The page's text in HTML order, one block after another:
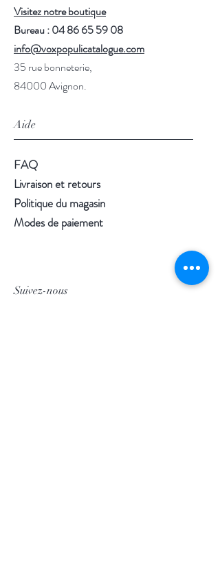
Visitez notre boutique
Bureau : 04 86 65 59 08
info@voxpopulicatalogue.com
35 rue bonneterie,
84000 Avignon.
Aide
FAQ
Livraison et retours
Politique du magasin
Modes de paiement
Suivez-nous